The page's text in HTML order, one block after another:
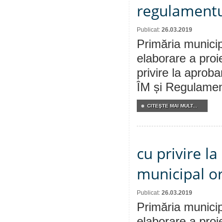
Publicat: 26.03.2019
Primăria
elaborare a
privire la
ÎM și
CITEŞTE MAI MULT...
cu privire
municipal
Publicat: 26.03.2019
Primăria